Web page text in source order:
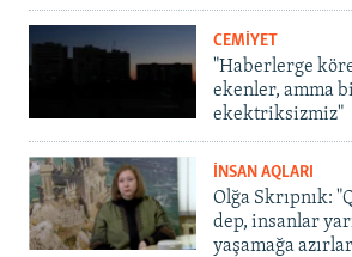
CEMİYET
"Haberlerge
ekenler, amma
ekektriksizmiz"
İNSAN AQLARI
Olğa Skrıpnık:
dep, insanlar
yaşamağa